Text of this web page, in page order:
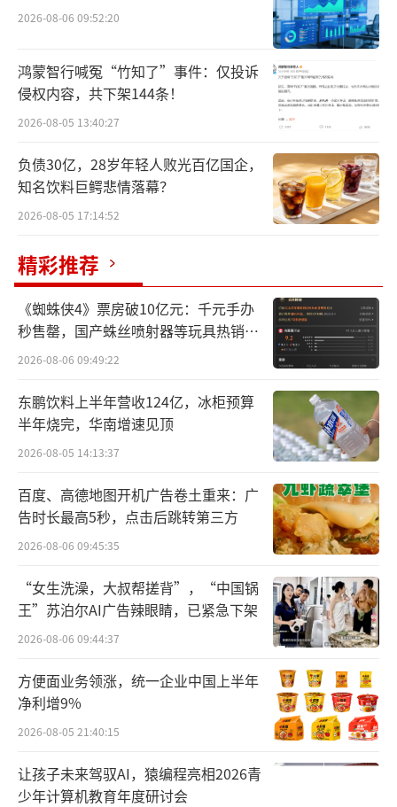
在2024年9月1日正式上任首席执行官之
前，傅乐宏已担任公司执行董事16年之久，他
正在纠正前任战略，认为此前公司进军保健品
在内的新产品类别“削弱了组织结构”，导致
业务变动之际，雀巢内部投诉系统“畅所
欲言”（Speak Up）收到多起举报，公司在春
开调查。
8月，雀巢曾在内部调查后认定指控“没有
依据”；但在内部投诉持续不断之后，董事会
启动了外部顾问调查，结果发现指控属实。傅
乐宏被认定为违反了公司行为准则。
9月2日，雀巢董事长保罗·薄凯（Paul Bu
价值观和治理是公司的坚实基石。我感谢Laure
nt多年来为雀巢所做的贡献。”
新CEO纳夫拉蒂尔于2001年加入雀巢，担
任内部审计师，曾领导了拉丁美洲和咖啡业
务，于今年加入执行董事会。
雀巢集团旗下业务涵盖咖啡、糖果和宠物
护理等多个领域，旗下资产达1910亿瑞士法郎
（约合2386亿美元）；超过10亿瑞郎的品牌有
31个。此次领导层变动正值雀巢的“敏感时
刻”。
2026-08-06 09:52:20
鸿蒙智行喊冤“竹知了”事件：仅投诉
侵权内容，共下架144条！
2026-08-05 13:40:27
负债30亿，28岁年轻人败光百亿国企，
知名饮料巨鳄悲情落幕？
2026-08-05 17:14:52
精彩推荐
《蜘蛛侠4》票房破10亿元：千元手办
秒售罄，国产蛛丝喷射器等玩具热销海
外
2026-08-06 09:49:22
东鹏饮料上半年营收124亿，冰柜预算
半年烧完，华南增速见顶
2026-08-05 14:13:37
百度、高德地图开机广告卷土重来：广
告时长最高5秒，点击后跳转第三方
2026-08-06 09:45:35
“女生洗澡，大叔帮搓背”，“中国锅
王”苏泊尔AI广告辣眼睛，已紧急下架
2026-08-06 09:44:37
方便面业务领涨，统一企业中国上半年
净利增9%
2026-08-05 21:40:15
让孩子未来驾驭AI，猿编程亮相2026青
少年计算机教育年度研讨会